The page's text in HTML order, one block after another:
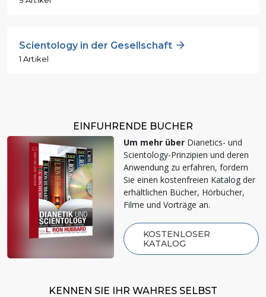
Scientology in der Gesellschaft
1 Artikel
EINFÜHRENDE BÜCHER
Um mehr über Dianetics- und
Scientology-Prinzipien und deren
Anwendung zu erfahren, fordern
Sie einen kostenfreien Katalog der
erhältlichen Bücher, Hörbücher,
Filme und Vorträge an.
KOSTENLOSER
KATALOG
KENNEN SIE IHR WAHRES SELBST